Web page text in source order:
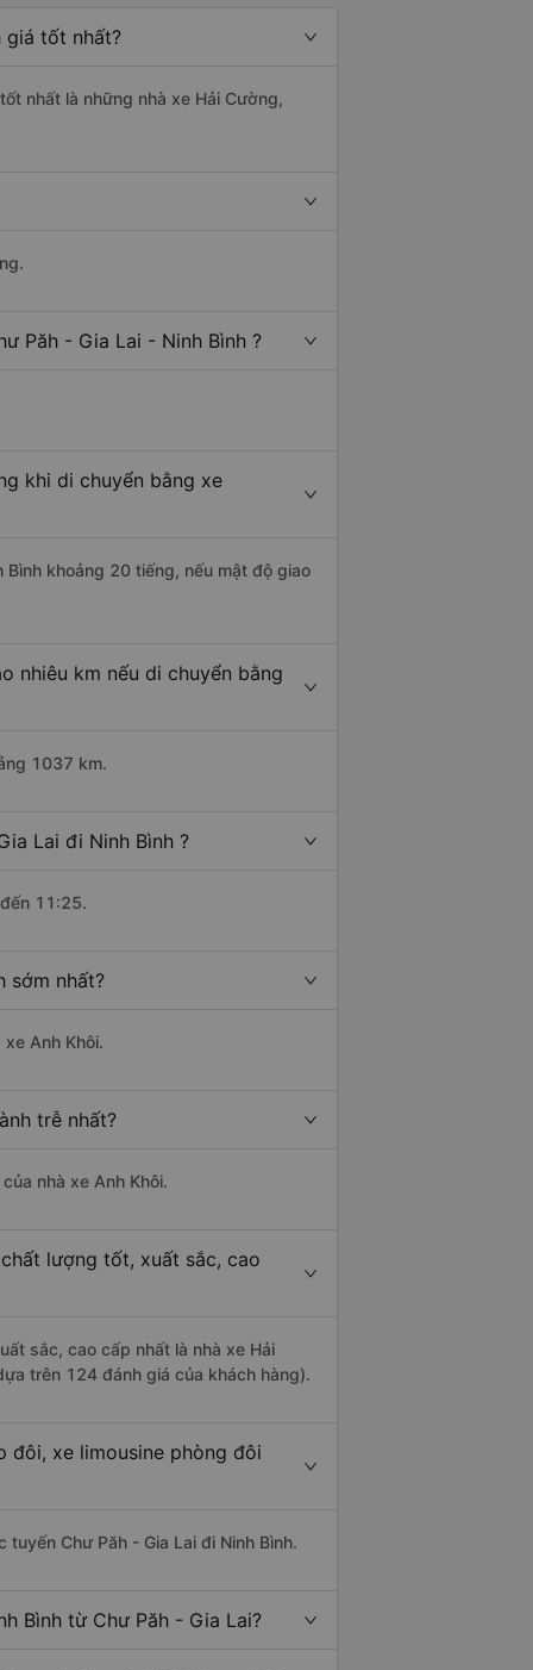
giá tốt nhất?
nhất là những nhà xe Hải Cường,
Păh - Gia Lai - Ninh Bình ?
khi di chuyển bằng xe
khoảng 20 tiếng, nếu mật độ giao
nhiêu km nếu di chuyển bằng
1037 km.
Lai đi Ninh Bình ?
11:25.
sớm nhất?
Anh Khôi.
trễ nhất?
nhà xe Anh Khôi.
lượng tốt, xuất sắc, cao
sắc, cao cấp nhất là nhà xe Hải
trên 124 đánh giá của khách hàng).
đôi, xe limousine phòng đôi
Chư Păh - Gia Lai đi Ninh Bình.
Bình từ Chư Păh - Gia Lai?